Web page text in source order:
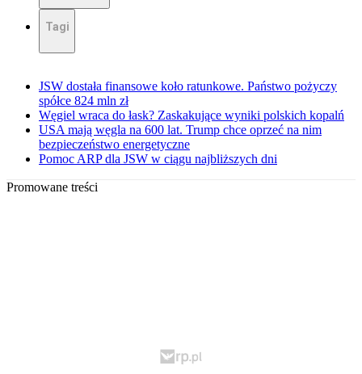
Tagi
JSW dostała finansowe koło ratunkowe. Państwo pożyczy
spółce 824 mln zł
Węgiel wraca do łask? Zaskakujące wyniki polskich kopalń
USA mają węgla na 600 lat. Trump chce oprzeć na nim
bezpieczeństwo energetyczne
Pomoc ARP dla JSW w ciągu najbliższych dni
Promowane treści